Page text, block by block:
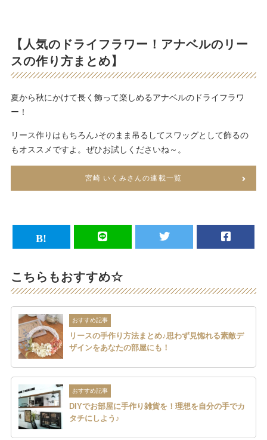
【人気のドライフラワー！アナベルのリー
スの作り方まとめ】
夏から秋にかけて長く飾って楽しめるアナベルのドライフラワ
ー！
リース作りはもちろん♪そのまま吊るしてスワッグとして飾るの
もオススメですよ。ぜひお試しくださいね～。
宮崎 いくみさんの連載一覧
こちらもおすすめ☆
おすすめ記事
リースの手作り方法まとめ♪思わず見惚れる素敵デ
ザインをあなたの部屋にも！
おすすめ記事
DIYでお部屋に手作り雑貨を！理想を自分の手でカ
タチにしよう♪